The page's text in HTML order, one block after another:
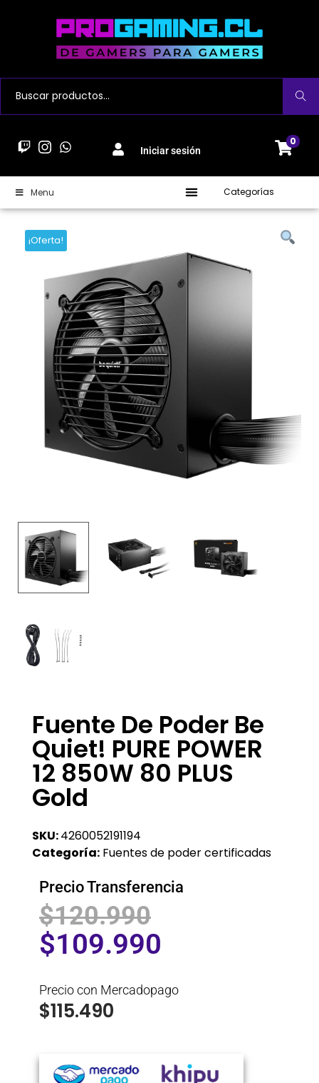
Buscar
Iniciar sesión
0
Menu Categorías
¡Oferta!
Fuente De Poder Be
Quiet! PURE POWER
12 850W 80 PLUS
Gold
SKU:4260052191194
Categoría: Fuentes de poder certificadas
Precio Transferencia
$120.990
$109.990
Precio con Mercadopago
$115.490